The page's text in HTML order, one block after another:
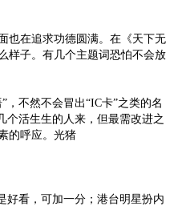
在追求功德圆满。在《天下无
样子。有几个主题词恐怕不会放
不然不会冒出“IC卡”之类的名
个活生生的人来，但最需改进之
的呼应。光猪
看，可加一分；港台明星扮内